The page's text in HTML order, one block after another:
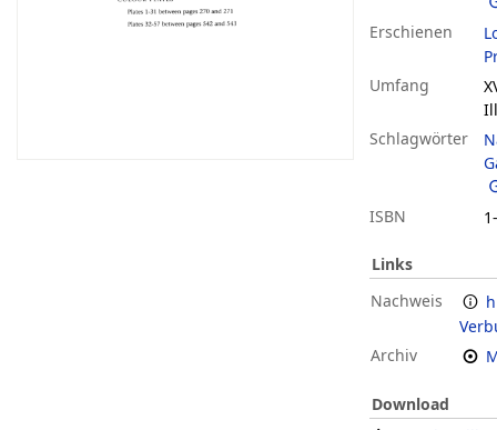
Erschienen
Umfang
Schlagwörter
ISBN
Links
Nachweis
Archiv
Download